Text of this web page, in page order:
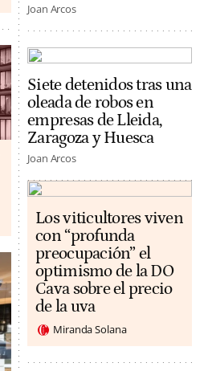
Joan Arcos
Siete detenidos tras una
oleada de robos en
empresas de Lleida,
Zaragoza y Huesca
Joan Arcos
Los viticultores viven
con “profunda
preocupación” el
optimismo de la DO
Cava sobre el precio
de la uva
Miranda Solana